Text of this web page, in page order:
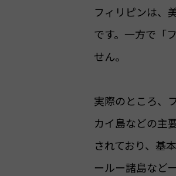
フィリピンは、
です。一方で「
せん。
実際のところ、
カイ島などの主
されており、基
ールー諸島など